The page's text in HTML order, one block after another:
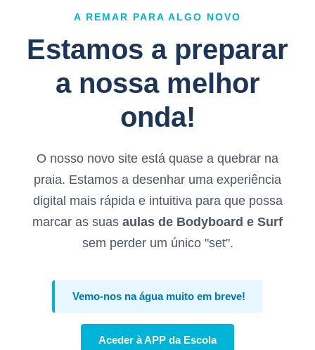
A REMAR PARA ALGO NOVO
Estamos a preparar
a nossa melhor
onda!
O nosso novo site está quase a quebrar na
praia. Estamos a desenhar uma experiência
digital mais rápida e intuitiva para que possa
marcar as suas aulas de Bodyboard e Surf
sem perder um único "set".
Vemo-nos na água muito em breve!
Aceder à APP da Escola